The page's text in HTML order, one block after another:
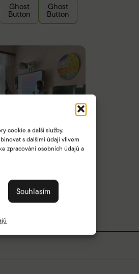
cookie a další služby.
s dalšími údaji vlivem
zpracování osobních údajů a
Souhlasím
Ghost
Button
Ghost
Button